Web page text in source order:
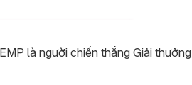
là người chiến thắng Giải thưởng